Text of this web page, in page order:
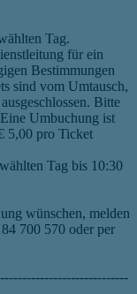
Tag.
für ein
Bestimmungen
sind vom Umtausch,
Bitte
Umbuchung ist
5,00 pro Ticket
Tag bis 10:30
wünschen, melden
700 570 oder per